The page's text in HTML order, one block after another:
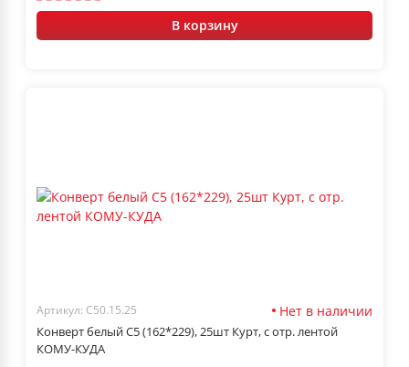
В корзину
Артикул: С50.15.25 Нет в наличии
Конверт белый С5 (162*229), 25шт Курт, с отр. лентой
КОМУ-КУДА